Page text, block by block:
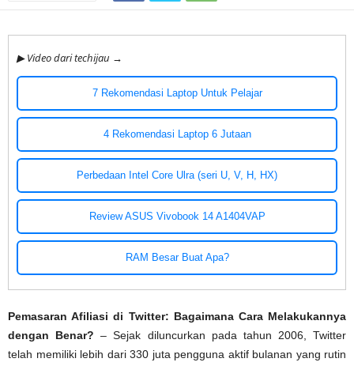
▶ Video dari techijau →
7 Rekomendasi Laptop Untuk Pelajar
4 Rekomendasi Laptop 6 Jutaan
Perbedaan Intel Core Ulra (seri U, V, H, HX)
Review ASUS Vivobook 14 A1404VAP
RAM Besar Buat Apa?
Pemasaran Afiliasi di Twitter: Bagaimana Cara Melakukannya
dengan Benar? – Sejak diluncurkan pada tahun 2006, Twitter
telah memiliki lebih dari 330 juta pengguna aktif bulanan yang rutin